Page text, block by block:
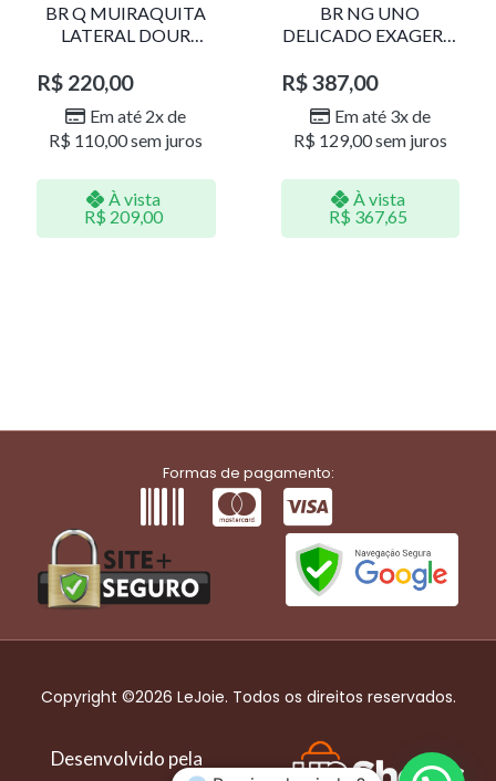
BR Q MUIRAQUITA
LATERAL DOUR
R$ 220,00
Em até 2x de
R$ 110,00sem juros
À vista
R$ 209,00
BR NG UNO
DELICADO EXAGERO
R$387,00
Em até 3x de
R$ 129,00sem juros
À vista
R$ 367,65
Formas de pagamento:
Copyright ©2026 LeJoie. Todos os direitos reservados.
Desenvolvido pela